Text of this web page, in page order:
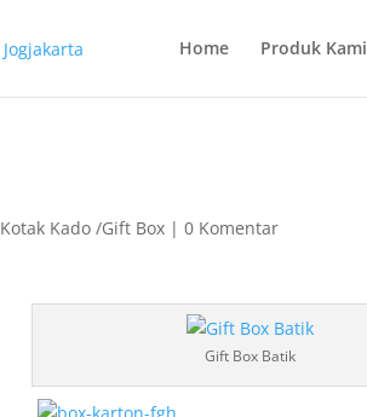
Home Produk Kami
Kotak Kado /Gift Box |0 Komentar
Gift Box Batik